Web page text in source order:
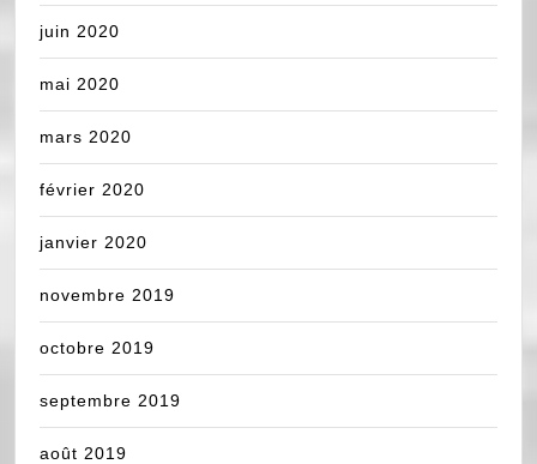
juin 2020
mai 2020
mars 2020
février 2020
janvier 2020
novembre 2019
octobre 2019
septembre 2019
août 2019